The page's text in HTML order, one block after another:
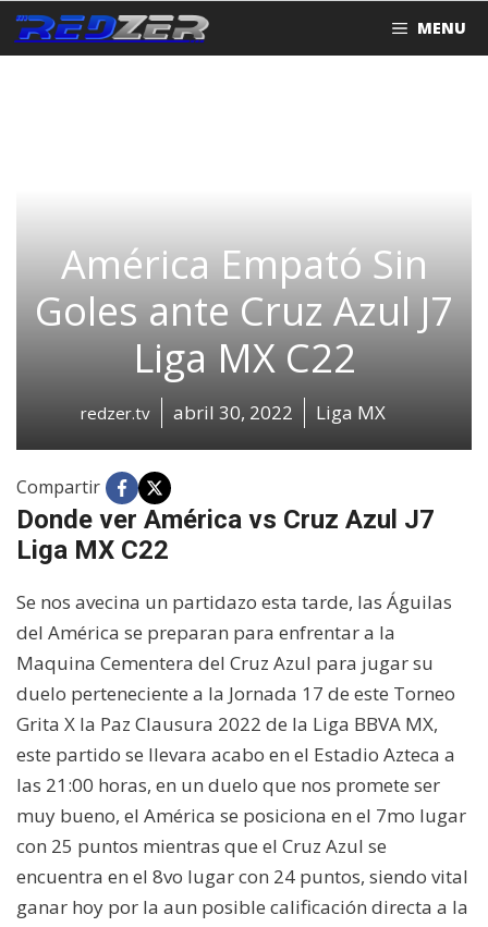
Saltar
al
MENU
América Empató Sin
Goles ante Cruz Azul J7
Liga MX C22
redzer.tv abril 30, 2022 Liga MX
Compartir
Donde ver América vs Cruz Azul J7
Liga MX C22
Se nos avecina un partidazo esta tarde, las Águilas
del América se preparan para enfrentar a la
Maquina Cementera del Cruz Azul para jugar su
duelo perteneciente a la Jornada 17 de este Torneo
Grita X la Paz Clausura 2022 de la Liga BBVA MX,
este partido se llevara acabo en el Estadio Azteca a
las 21:00 horas, en un duelo que nos promete ser
muy bueno, el América se posiciona en el 7mo lugar
con 25 puntos mientras que el Cruz Azul se
encuentra en el 8vo lugar con 24 puntos, siendo vital
ganar hoy por la aun posible calificación directa a la